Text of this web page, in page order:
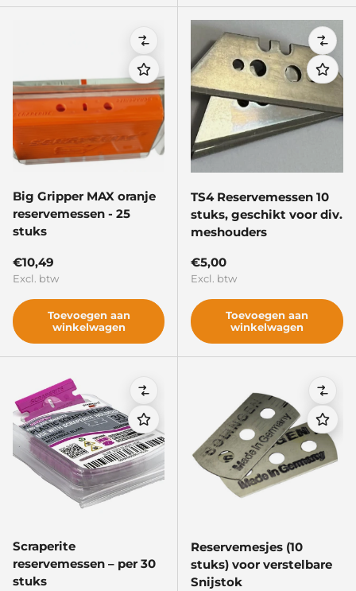
Vergelijken
Big Gripper MAX oranje
reservemessen - 25
stuks
Reguliere prijs
€10,49
Excl. btw
Toevoegen aan
winkelwagen
TS4 Reservemessen 10
stuks, geschikt voor div.
meshouders
Reguliere prijs
€5,00
Excl. btw
Toevoegen aan
winkelwagen
Vergelijken
Scraperite
reservemessen – per 30
stuks
Reservemesjes (10
stuks) voor verstelbare
Snijstok